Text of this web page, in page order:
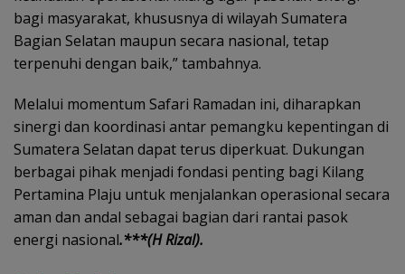
bagi masyarakat, khususnya di wilayah Sumatera
Bagian Selatan maupun secara nasional, tetap
terpenuhi dengan baik,” tambahnya.
Melalui momentum Safari Ramadan ini, diharapkan
sinergi dan koordinasi antar pemangku kepentingan di
Sumatera Selatan dapat terus diperkuat. Dukungan
berbagai pihak menjadi fondasi penting bagi Kilang
Pertamina Plaju untuk menjalankan operasional secara
aman dan andal sebagai bagian dari rantai pasok
energi nasional.***(H Rizal).